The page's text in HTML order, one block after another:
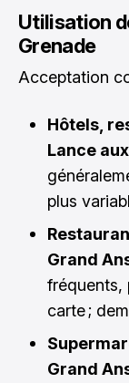
Utilisation
Grenade
Acceptation
Hôtels,
Lance
plus
Grand
fréquents,
carte ;
Grand